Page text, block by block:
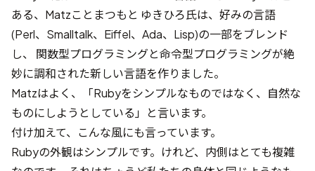
ある、Matzこと まつもと ゆきひろ氏は、好みの言語
(Perl、Smalltalk、Eiffel、Ada、Lisp)の一部をブレンド
し、 関数型プログラミングと命令型プログラミングが絶
妙に調和された新しい言語を作りました。
Matzはよく、「Rubyをシンプルなものではなく、自然な
ものにしようとしている」と言います。
付け加えて、こんな風にも言っています。
Rubyの外観はシンプルです。けれど、内側はとても複雑